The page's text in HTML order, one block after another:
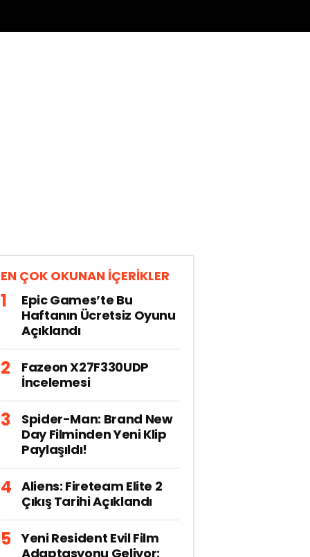
EN ÇOK OKUNAN İÇERİKLER
Epic Games’te Bu
Haftanın Ücretsiz Oyunu
Açıklandı
Fazeon X27F330UDP
İncelemesi
Spider-Man: Brand New
Day Filminden Yeni Klip
Paylaşıldı!
Aliens: Fireteam Elite 2
Çıkış Tarihi Açıklandı
Yeni Resident Evil Film
Adaptasyonu Geliyor: